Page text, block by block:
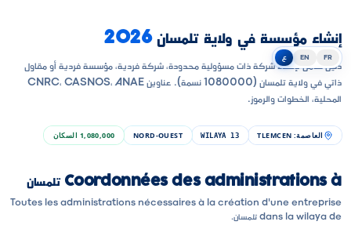
FR
EN ع
إنشاء مؤسسة في ولاية تلمسان 2026
دليل شامل لإنشاء شركة ذات مسؤولية محدودة، شركة فردية، مؤسسة فردية أو مقاول
ذاتي في ولاية تلمسان (1080000 نسمة). عناوين CNRC، CASNOS، ANAE
المحلية، الخطوات والرموز.
العاصمة:
TLEMCEN
WILAYA 13
NORD-OUEST
1,080,000 السكان
Coordonnées des administrations à تلمسان
Toutes les administrations nécessaires à la création d'une entreprise
dans la wilaya de تلمسان.